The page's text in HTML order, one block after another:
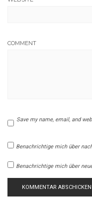
COMMENT
Save my name, email, and
Benachrichtige mich über
Benachrichtige mich über